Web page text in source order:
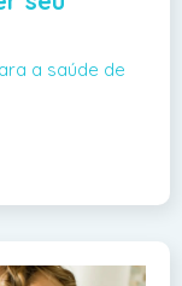
a saúde de